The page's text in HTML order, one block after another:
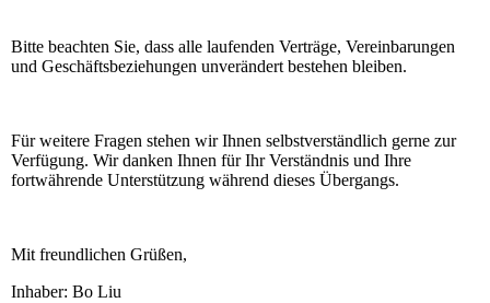
Bitte beachten Sie, dass alle laufenden Verträge, Vereinbarungen
und Geschäftsbeziehungen unverändert bestehen bleiben.
Für weitere Fragen stehen wir Ihnen selbstverständlich gerne zur
Verfügung. Wir danken Ihnen für Ihr Verständnis und Ihre
fortwährende Unterstützung während dieses Übergangs.
Mit freundlichen Grüßen,
Inhaber: Bo Liu